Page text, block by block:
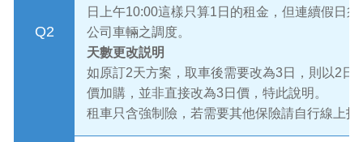
Q2
日上午10:00這樣只算1日的租金，但連續假日須
公司車輛之調度。
天數更改説明
如原訂2天方案，取車後需要改為3日，則以2日
價加購，並非直接改為3日價，特此說明。
租車只含強制險，若需要其他保險請自行線上投